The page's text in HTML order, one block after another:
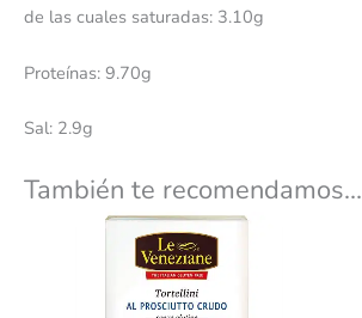
de las cuales saturadas: 3.10g
Proteínas: 9.70g
Sal: 2.9g
También te recomendamos…